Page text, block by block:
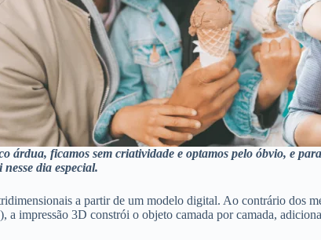
árdua, ficamos sem criatividade e optamos pelo óbvio, e
dia especial.
a partir de um modelo digital. Ao contrário dos
a impressão 3D constrói o objeto camada por camada,